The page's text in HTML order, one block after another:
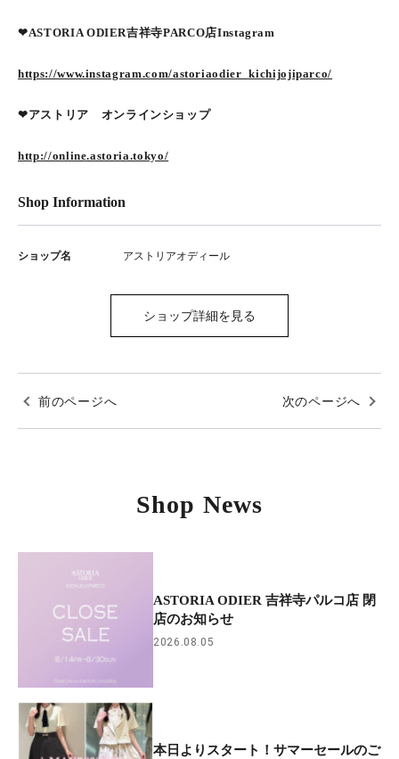
❤︎ASTORIA ODIER吉祥寺PARCO店Instagram
https://www.instagram.com/astoriaodier_kichijojiparco/
❤︎アストリア オンラインショップ
http://online.astoria.tokyo/
Shop Information
ショップ名 アストリアオディール
ショップ詳細を見る
前のページへ 次のページへ
Shop News
ASTORIA ODIER 吉祥寺パルコ店 閉
店のお知らせ
2026.08.05
本日よりスタート！サマーセールのご